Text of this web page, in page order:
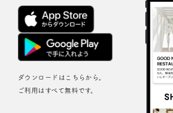
ダウンロードはこちらから。
ご利用はすべて無料です。